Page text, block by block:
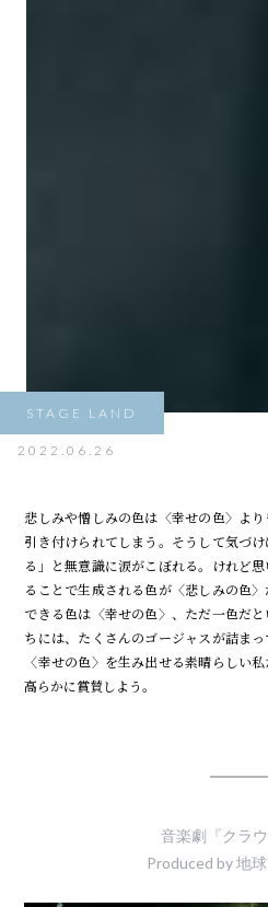
STAGE LAND
2022.06.26
悲しみや憎しみの色は〈幸せの色〉よ
引き付けられてしまう。そうして気づ
る」と無意識に涙がこぼれる。けれど
ることで生成される色が〈悲しみの色
できる色は〈幸せの色〉、ただ一色だ
ちには、たくさんのゴージャスが詰まっ
〈幸せの色〉を生み出せる素晴らしい
高らかに賞賛しよう。
音楽劇『クラウ
Produced by 地